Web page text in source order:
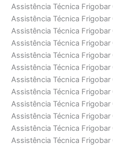
Assistência Técnica Frigobar
Assistência Técnica Frigobar
Assistência Técnica Frigobar
Assistência Técnica Frigobar
Assistência Técnica Frigobar
Assistência Técnica Frigobar
Assistência Técnica Frigobar
Assistência Técnica Frigobar
Assistência Técnica Frigobar
Assistência Técnica
Assistência Técnica Frigobar
Assistência Técnica Frigobar